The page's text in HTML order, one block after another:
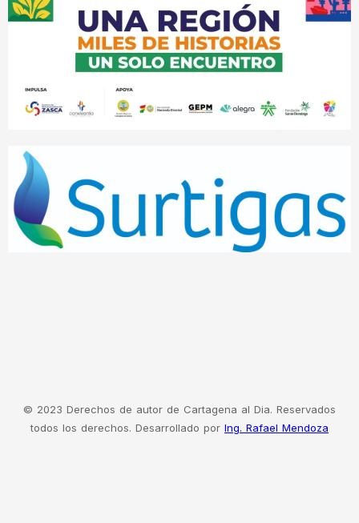
© 2023 Derechos de autor de Cartagena al Dia. Reservados
todos los derechos. Desarrollado por Ing. Rafael Mendoza